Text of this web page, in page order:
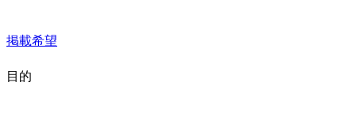
掲載希望
目的